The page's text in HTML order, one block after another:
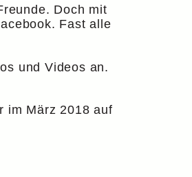
Doch mit
Fast alle
und Videos an.
im März 2018 auf